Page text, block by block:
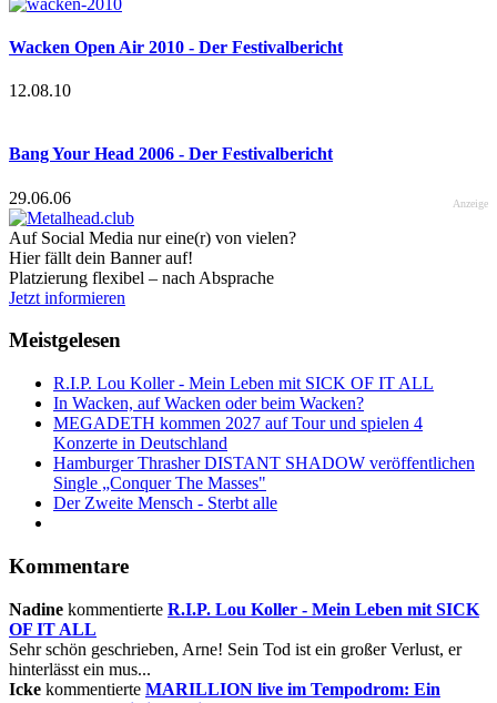
Wacken Open Air 2010 - Der Festivalbericht
12.08.10
Bang Your Head 2006 - Der Festivalbericht
29.06.06 Anzeige
Auf Social Media nur eine(r) von vielen?
Hier fällt dein Banner auf!
Platzierung flexibel – nach Absprache
Jetzt informieren
Meistgelesen
R.I.P. Lou Koller - Mein Leben mit SICK OF IT ALL
In Wacken, auf Wacken oder beim Wacken?
MEGADETH kommen 2027 auf Tour und spielen 4
Konzerte in Deutschland
Hamburger Thrasher DISTANT SHADOW veröffentlichen
Single „Conquer The Masses"
Der Zweite Mensch - Sterbt alle
Kommentare
Nadine kommentierte R.I.P. Lou Koller - Mein Leben mit SICK
OF IT ALL
Sehr schön geschrieben, Arne! Sein Tod ist ein großer Verlust, er
hinterlässt ein mus...
Icke kommentierte MARILLION live im Tempodrom: Ein